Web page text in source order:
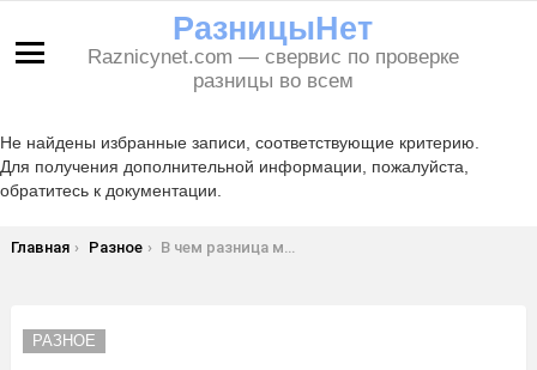
РазницыНет
Raznicynet.com — свервис по проверке
разницы во всем
Не найдены избранные записи, соответствующие критерию.
Для получения дополнительной информации, пожалуйста,
обратитесь к документации.
Вы здесь:
Главная Разное В чем разница между завещанием и дарственной, отличия и что лучше оформить
РАЗНОЕ